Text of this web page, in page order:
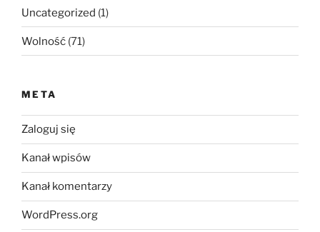
Uncategorized (1)
Wolność (71)
META
Zaloguj się
Kanał wpisów
Kanał komentarzy
WordPress.org